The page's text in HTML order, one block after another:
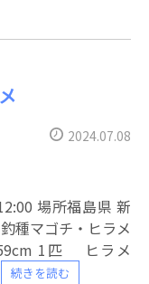
2024.07.08
場所福島県 新
種マゴチ・ヒラメ
1匹 ヒラメ
続きを読む